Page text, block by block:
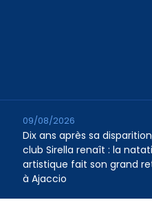
Dix ans après sa
club Sirella renaît : la
artistique fait son grand
à Ajaccio
09/08/2026